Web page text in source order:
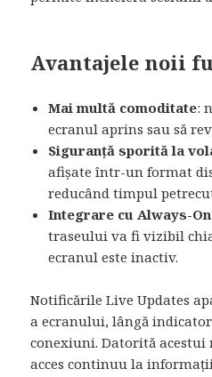
Avantajele noii
Mai multă comoditate:
ecranul aprins sau să
Siguranță sporită la
afișate într-un format
reducând timpul
Integrare cu Always-
traseului va fi vizibil
ecranul este inactiv.
Notificările Live Updates
a ecranului, lângă
conexiuni. Datorită acestui
acces continuu la